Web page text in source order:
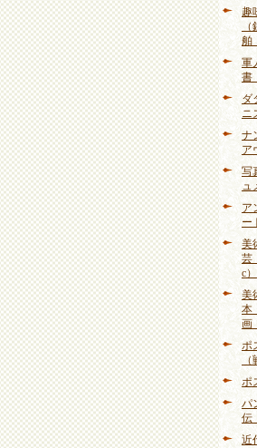
趣
舶
軍
書
ダ
ニ
ナ
ア
写
ュ
ア
ー
美
芸
c）
美
本
画
ポ
ポ
パ
伝
近